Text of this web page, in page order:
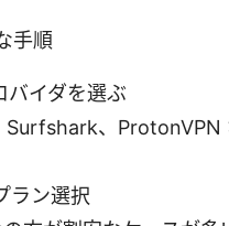
手順
バイダを選ぶ
、ProtonVPN
ラン選択